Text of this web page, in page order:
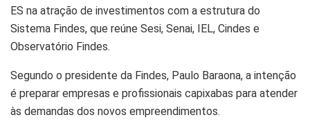
ES na atração de investimentos com a estrutura do
Sistema Findes, que reúne Sesi, Senai, IEL, Cindes e
Observatório Findes.
Segundo o presidente da Findes, Paulo Baraona, a intenção
é preparar empresas e profissionais capixabas para atender
às demandas dos novos empreendimentos.